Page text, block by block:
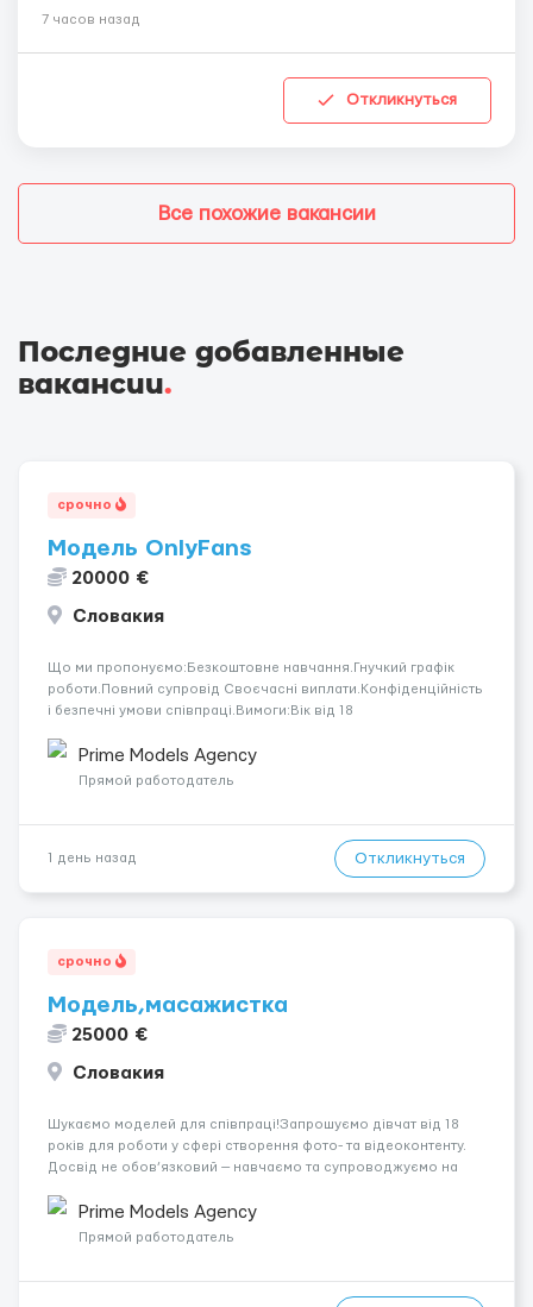
7 часов назад
Откликнуться
Все похожие вакансии
Последние добавленные
вакансии.
срочно
Модель OnlyFans
20000 €
Словакия
Що ми пропонуємо:Безкоштовне навчання.Гнучкий графік
роботи.Повний супровід Своєчасні виплати.Конфіденційність
і безпечні умови співпраці.Вимоги:Вік від 18
розвиватися.Досвід не обов’язковий.Якщо вас зацікавила
вакансія — залишайте відгук, і ми зв’яжемося ...
Prime Models Agency
Прямой работодатель
1 день назад Откликнуться
срочно
Модель,масажистка
25000 €
Словакия
Шукаємо моделей для співпраці!Запрошуємо дівчат від 18
років для роботи у сфері створення фото- та відеоконтенту.
Досвід не обов’язковий — навчаємо та супроводжуємо на
конфіденційність і професійну підтримку. Працюємо офіційно,
поважаємо особ...
Prime Models Agency
Прямой работодатель